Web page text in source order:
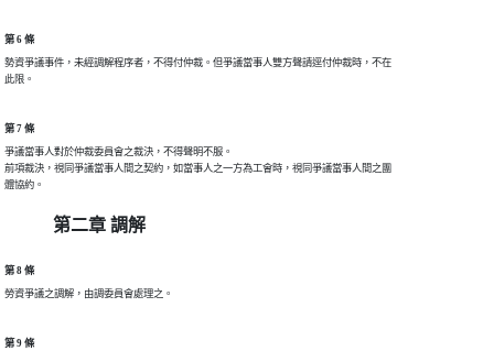
第 6 條
勢資爭議事件，未經調解程序者，不得付仲裁。但爭議當事人雙方聲請逕付仲裁時，不在
第 7 條
爭議當事人對於仲裁委員會之裁決，不得聲明不服。
前項裁決，視同爭議當事人間之契約，如當事人之一方為工會時，視同爭議當事人間之團
第二章 調解
第 8 條
第 9 條